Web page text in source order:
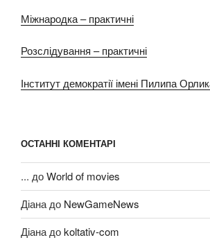
Міжнародка – практичні
Розслідування – практичні
Інститут демократії імені Пилипа
ОСТАННІ КОМЕНТАРІ
... доWorld of movies
Діанадо NewGameNews
Діанадоkoltativ-com